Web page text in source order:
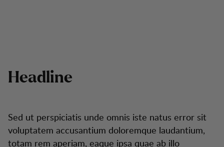
Headline
Sed ut perspiciatis unde omnis iste natus error sit
voluptatem accusantium doloremque laudantium,
totam rem aperiam, eaque ipsa quae ab illo